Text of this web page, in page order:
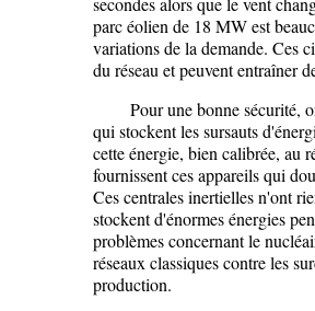
parc éolien de 18 MW est
variations de la demande. Ces
du réseau et peuvent entraîner
Pour une bonne sécurité,
qui stockent les sursauts
cette énergie, bien calibrée, au
fournissent ces appareils qui
Ces centrales inertielles n'ont
stockent d'énormes énergies
problèmes concernant le
réseaux classiques contre les
production.